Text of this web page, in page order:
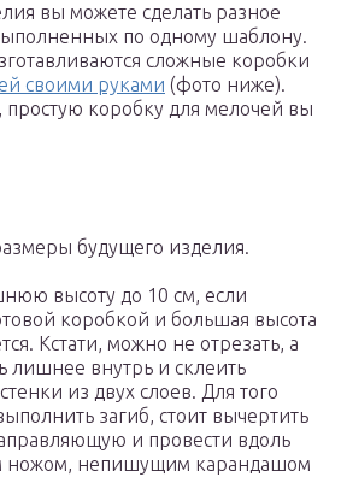
вы можете сделать разное
по одному шаблону.
сложные коробки
своими руками (фото ниже).
простую коробку для мелочей вы
будущего изделия.
высоту до 10 см, если
коробкой и большая высота
Кстати, можно не отрезать, а
лишнее внутрь и склеить
из двух слоев. Для того
загиб, стоит вычертить
и провести вдоль
ножом, непишущим карандашом